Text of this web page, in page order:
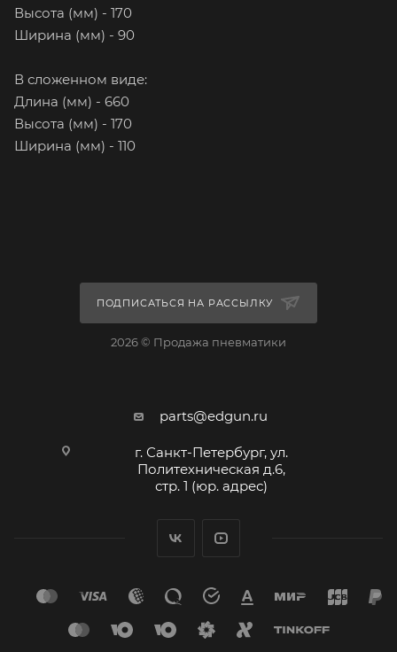
Высота (мм) - 170
Ширина (мм) - 90
В сложенном виде:
Длина (мм) - 660
Высота (мм) - 170
Ширина (мм) - 110
ПОДПИСАТЬСЯ НА РАССЫЛКУ
2026 © Продажа пневматики
parts@edgun.ru
г. Санкт-Петербург, ул.
Политехническая д.6,
стр. 1 (юр. адрес)